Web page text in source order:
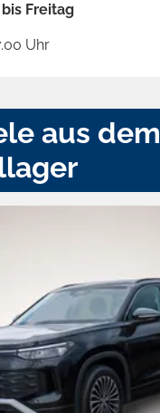
Freitag
Uhr
aus dem